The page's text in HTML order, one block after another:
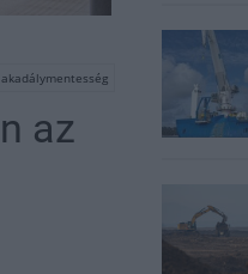
akadálymentesség
az